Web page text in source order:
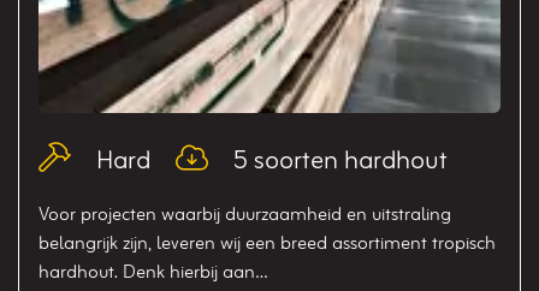
Blog_field_Type
Hard Blog_field_Soort
5 soorten hardhout
Voor projecten waarbij duurzaamheid en uitstraling
belangrijk zijn, leveren wij een breed assortiment tropisch
hardhout. Denk hierbij aan…